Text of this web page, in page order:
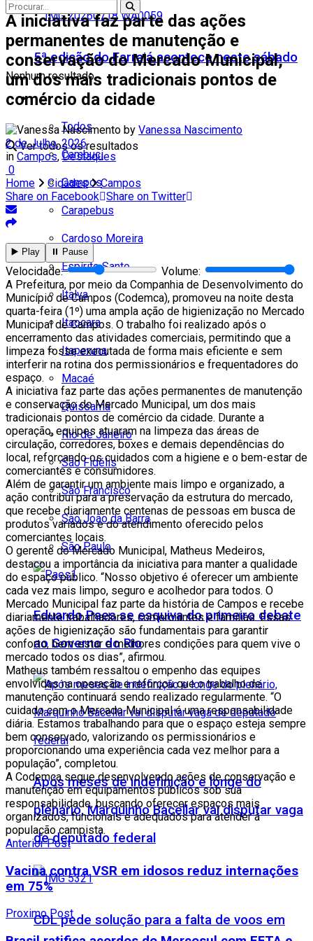
5ª edição do Farraiá acontece neste sábado
Cidades
Todos
Cambuci
Campos
Carapebus
Cardoso Moreira
Espírito Santo
Italva
Itaocara
Itaperuna
Macaé
Quissamã
Rio de Janeiro
São Fidélis
São Francisco
São João da Barra
São Paulo
Eduardo Paes se esquiva do primeiro debate
ao Governo do Rio
Após meses de indefinição e longe do
plenário, Marquinho Bacellar vai disputar vaga
de deputado federal
CDL pede solução para a falta de voos em
Nenhum resultado
Ver todos os resultados
A iniciativa faz parte das ações
permanentes de manutenção e
conservação do Mercado Municipal,
um dos mais tradicionais pontos de
comércio da cidade
by Vanessa Nascimento
2 de Julho, 2026
in Campos,Destaques
0
Home
Cidades
Campos
Share on Facebook Share on Twitter
▶️ Play ⏸️ Pause
Velocidade:
Volume:
A Prefeitura, por meio da Companhia de Desenvolvimento do
Município de Campos (Codemca), promoveu na noite desta
quarta-feira (1º) uma ampla ação de higienização no Mercado
Municipal de Campos. O trabalho foi realizado após o
encerramento das atividades comerciais, permitindo que a
limpeza fosse executada de forma mais eficiente e sem
interferir na rotina dos permissionários e frequentadores do
espaço.
A iniciativa faz parte das ações permanentes de manutenção
e conservação do Mercado Municipal, um dos mais
tradicionais pontos de comércio da cidade. Durante a
operação, equipes atuaram na limpeza das áreas de
circulação, corredores, boxes e demais dependências do
local, reforçando os cuidados com a higiene e o bem-estar de
comerciantes e consumidores.
Além de garantir um ambiente mais limpo e organizado, a
ação contribui para a preservação da estrutura do mercado,
que recebe diariamente centenas de pessoas em busca de
produtos variados e do atendimento oferecido pelos
comerciantes locais.
O gerente do Mercado Municipal, Matheus Medeiros,
destacou a importância da iniciativa para manter a qualidade
do espaço público. “Nosso objetivo é oferecer um ambiente
cada vez mais limpo, seguro e acolhedor para todos. O
Mercado Municipal faz parte da história de Campos e recebe
diariamente trabalhadores, comerciantes e famílias. Essas
ações de higienização são fundamentais para garantir
conforto, bem-estar e melhores condições para quem vive o
mercado todos os dias”, afirmou.
Matheus também ressaltou o empenho das equipes
envolvidas na operação e reforçou que o trabalho de
manutenção continuará sendo realizado regularmente. “O
cuidado com o Mercado Municipal é uma responsabilidade
diária. Estamos trabalhando para que o espaço esteja sempre
bem conservado, valorizando os permissionários e
proporcionando uma experiência cada vez melhor para a
população”, completou.
A Codemca segue desenvolvendo ações de conservação e
manutenção em equipamentos públicos sob sua
responsabilidade, buscando oferecer espaços mais
organizados, funcionais e adequados para atender à
população campista.
Anterior Post
Vacina contra VSR em idosos reduz internações
em 75%
Proximo Post